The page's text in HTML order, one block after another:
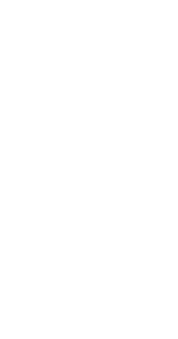
з них —
за цим
британський
ряду